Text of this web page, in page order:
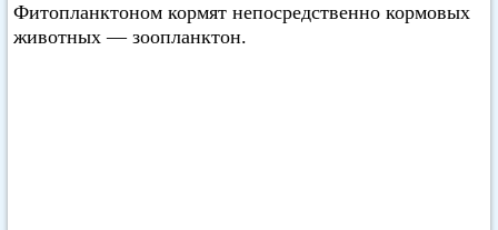
Фитопланктоном кормят непосредственно кормовых
животных — зоопланктон.